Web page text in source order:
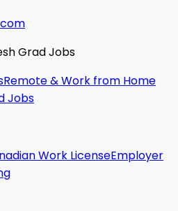
Grad Jobs
Remote & Work from Home
Jobs
Work LicenseEmployer